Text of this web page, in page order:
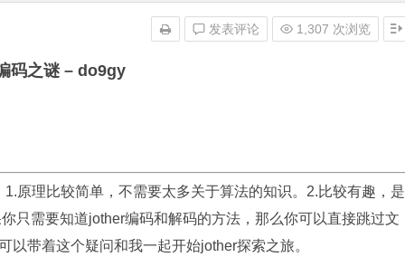
码之谜 – do9gy
发表评论 1,307 次浏览
原理比较简单，不需要太多关于算法的知识。2.比较有趣，是
只需要知道jother编码和解码的方法，那么你可以直接跳过文
带着这个疑问和我一起开始jother探索之旅。